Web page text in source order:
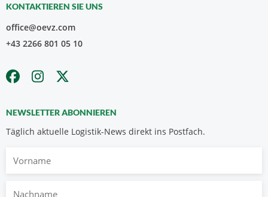
KONTAKTIEREN SIE UNS
office@oevz.com
+43 2266 801 05 10
NEWSLETTER ABONNIEREN
Täglich aktuelle Logistik-News direkt ins Postfach.
Nachname